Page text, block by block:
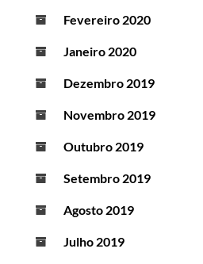
Fevereiro 2020
Janeiro 2020
Dezembro 2019
Novembro 2019
Outubro 2019
Setembro 2019
Agosto 2019
Julho 2019